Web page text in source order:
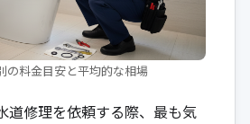
の料金目安と平均的な相場
道修理を依頼する際、最も気